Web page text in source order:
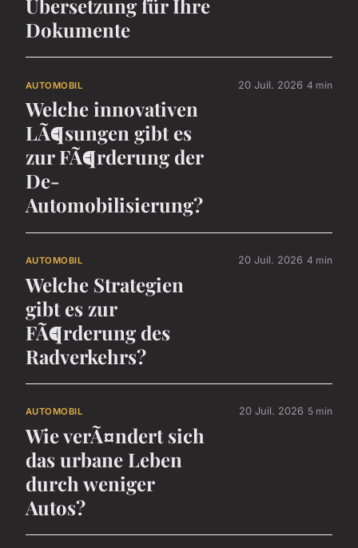
Übersetzung für Ihre
Dokumente
AUTOMOBIL
Welche innovativen
LÃ¶sungen gibt es
zur FÃ¶rderung der
De-
Automobilisierung?
20 Juil. 2026 4 min
AUTOMOBIL
Welche Strategien
gibt es zur
FÃ¶rderung des
Radverkehrs?
20 Juil. 2026 4 min
AUTOMOBIL
Wie verÃ¤ndert sich
das urbane Leben
durch weniger
Autos?
20 Juil. 2026 5 min